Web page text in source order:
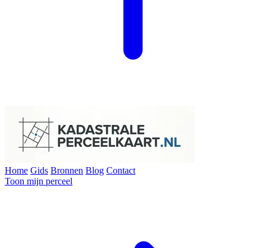
Home Gids Bronnen Blog Contact
Toon mijn perceel